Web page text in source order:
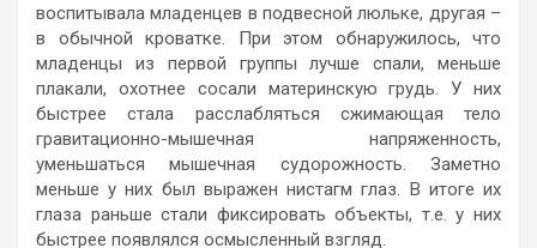
воспитывала младенцев в подвесной люльке, другая –
в обычной кроватке. При этом обнаружилось, что
младенцы из первой группы лучше спали, меньше
плакали, охотнее сосали материнскую грудь. У них
быстрее стала расслабляться сжимающая тело
гравитационно-мышечная напряженность,
уменьшаться мышечная судорожность. Заметно
меньше у них был выражен нистагм глаз. В итоге их
глаза раньше стали фиксировать объекты, т.е. у них
быстрее появлялся осмысленный взгляд.